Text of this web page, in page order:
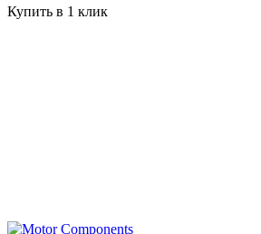
Купить в 1 клик